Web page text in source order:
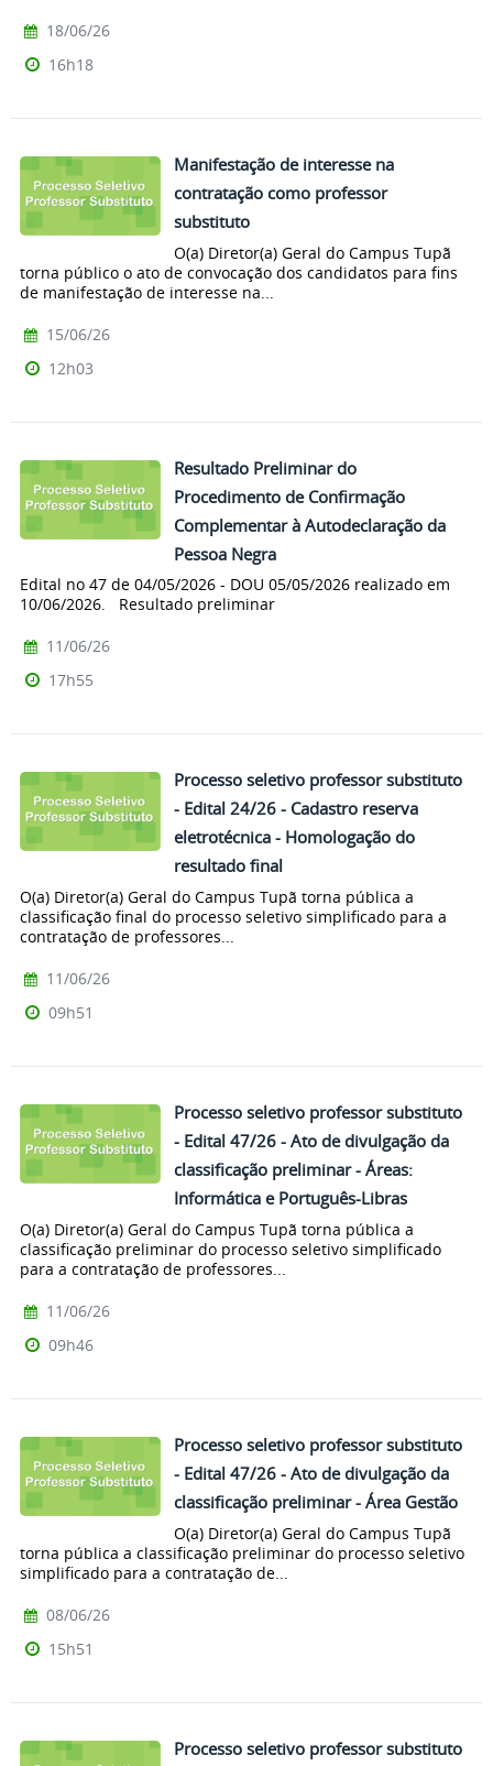
18/06/26
16h18
Manifestação de interesse na
contratação como professor
substituto
O(a) Diretor(a) Geral do Campus Tupã
torna público o ato de convocação dos candidatos para fins
de manifestação de interesse na...
15/06/26
12h03
Resultado Preliminar do
Procedimento de Confirmação
Complementar à Autodeclaração da
Pessoa Negra
Edital no 47 de 04/05/2026 - DOU 05/05/2026 realizado em
10/06/2026. Resultado preliminar
11/06/26
17h55
Processo seletivo professor substituto
- Edital 24/26 - Cadastro reserva
eletrotécnica - Homologação do
resultado final
O(a) Diretor(a) Geral do Campus Tupã torna pública a
classificação final do processo seletivo simplificado para a
contratação de professores...
11/06/26
09h51
Processo seletivo professor substituto
- Edital 47/26 - Ato de divulgação da
classificação preliminar - Áreas:
Informática e Português-Libras
O(a) Diretor(a) Geral do Campus Tupã torna pública a
classificação preliminar do processo seletivo simplificado
para a contratação de professores...
11/06/26
09h46
Processo seletivo professor substituto
- Edital 47/26 - Ato de divulgação da
classificação preliminar - Área Gestão
O(a) Diretor(a) Geral do Campus Tupã
torna pública a classificação preliminar do processo seletivo
simplificado para a contratação de...
08/06/26
15h51
Processo seletivo professor substituto